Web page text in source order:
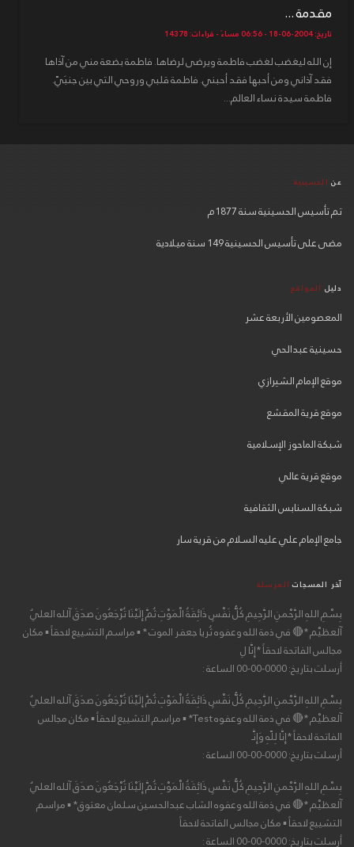
مقدمة ...
تاريخ: 2004-06-18 - 06:56 مساءً - قراءات: 14378
إن الله ليغضب لغضب فاطمة ويرضى لرضاها. فاطمة بضعة مني من آذاها
فقد آذاني ومن أحبها فقد أحبني. فاطمة قلبي وروحي التي بين جنبَيّ.
فاطمة سيدة نساء العالم...
عن الحسينية
تم تأسيس الحسينية سنة 1877م
مضى على تأسيس الحسينية 149 سنة ميلادية
دليل المواقع
المعصومين الأربعة عشر
حسينية عبدالحي
موقع الإمام الشيرازي
موقع قرية المقشع
شبكة الماحوز الإسلامية
موقع قرية عالي
شبكة السنابس الثقافية
جامع الإمام علي عليه السلام من قرية سار
آخر المسجات المرسلة
بِسْمِ اللهِ الرَّحْمنِ الرَّحِيمِ كُلُّ نَفْسٍ ذَائِقَةُ الْمَوْتِ ثُمَّ إِلَيْنَا تُرْجَعُونَ صدَقَ آلله العليٌ
آلعظيْم *🔴 في ذمة الله وعفوه ثُريا جعفر الموت * ▪ مراسم التشييع لاحقاً ▪ مكان
مجالس الفاتحة لاحقاً *إِنَّا لِ
أرسلت بتاريخ: 0000-00-00 الساعة :
بِسْمِ اللهِ الرَّحْمنِ الرَّحِيمِ كُلُّ نَفْسٍ ذَائِقَةُ الْمَوْتِ ثُمَّ إِلَيْنَا تُرْجَعُونَ صدَقَ آلله العليٌ
آلعظيْم *🔴 في ذمة الله وعفوه Test* ▪ مراسم التشييع لاحقاً ▪ مكان مجالس
الفاتحة لاحقاً *إِنَّا لِلّهِ وَإِنَّـ
أرسلت بتاريخ: 0000-00-00 الساعة :
بِسْمِ اللهِ الرَّحْمنِ الرَّحِيمِ كُلُّ نَفْسٍ ذَائِقَةُ الْمَوْتِ ثُمَّ إِلَيْنَا تُرْجَعُونَ صدَقَ آلله العليٌ
آلعظيْم *🔴 في ذمة الله وعفوه الشاب عبدالحسين سلمان معتوق* ▪ مراسم
التشييع لاحقاً ▪ مكان مجالس الفاتحة لاحقاً
أرسلت بتاريخ: 0000-00-00 الساعة :